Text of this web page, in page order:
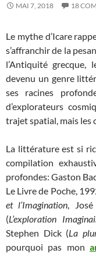
MAI 7, 2018 18
Le mythe d’Icare
s’affranchir de la
l’Antiquité grecque,
devenu un genre
ses racines
d’explorateurs
trajet spatial, mais les
La littérature est si
compilation
profondes: Gaston
Le Livre de Poche,
et l’Imagination,
(L’exploration
Stephen Dick (La
pourquoi pas mon